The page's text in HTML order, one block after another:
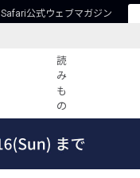
Safari公式ウェブマガジン
読
み
も
の